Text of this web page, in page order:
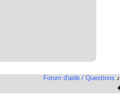
Forum d'aide / Questions